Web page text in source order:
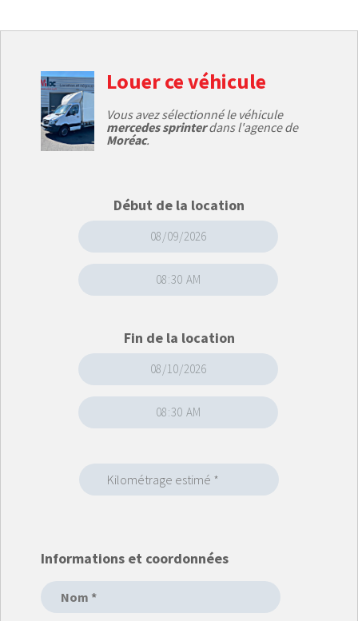
Louer ce véhicule
Vous avez sélectionné le véhicule
mercedes sprinterdans l'agence de
Moréac.
Début de la location
Fin de la location
Informations et coordonnées